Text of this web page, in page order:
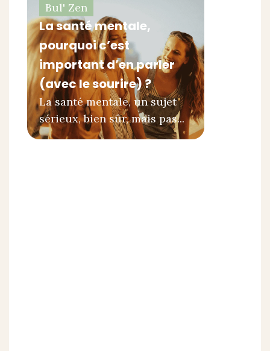
Bul' Zen
La santé mentale,
pourquoi c’est
important d’en parler
(avec le sourire) ?
La santé mentale, un sujet
sérieux, bien sûr, mais pas...